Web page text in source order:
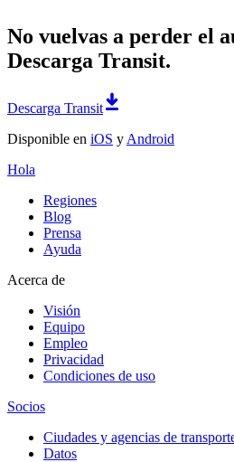
No vuelvas a perder el
Descarga Transit.
Descarga Transit
Disponible en iOS y Android
Hola
Regiones
Blog
Prensa
Ayuda
Acerca de
Visión
Equipo
Empleo
Privacidad
Condiciones de uso
Socios
Ciudades y agencias de
Datos